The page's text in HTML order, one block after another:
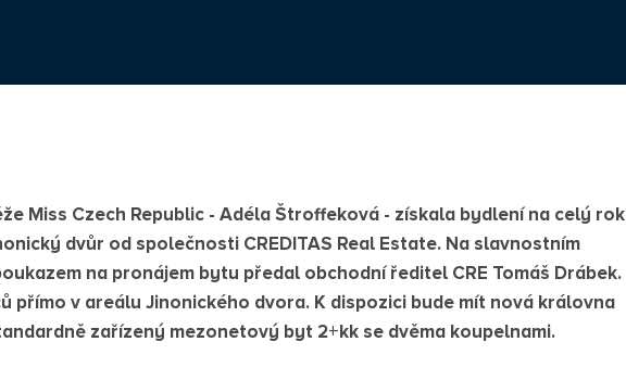
Miss Czech Republic - Adéla Štroffeková - získala bydlení na celý rok
dvůr od společnosti CREDITAS Real Estate. Na slavnostním
na pronájem bytu předal obchodní ředitel CRE Tomáš Drábek.
přímo v areálu Jinonického dvora. K dispozici bude mít nová královna
zařízený mezonetový byt 2+kk se dvěma koupelnami.